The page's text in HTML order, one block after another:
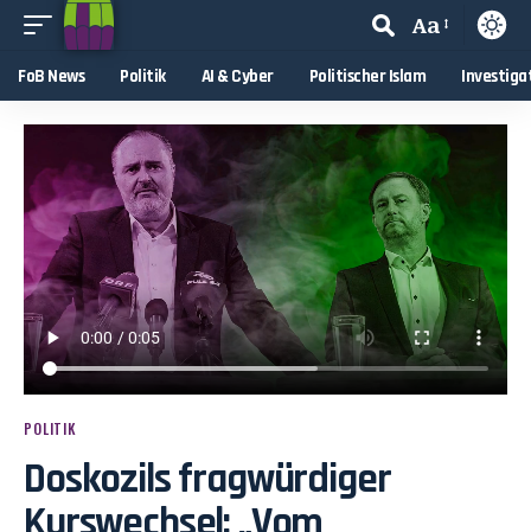
Aa
FoB News Politik AI & Cyber Politischer Islam
POLITIK
Doskozils fragwürdiger